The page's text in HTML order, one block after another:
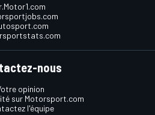
nous
opinion
sur Motorsport.com
l'équipe